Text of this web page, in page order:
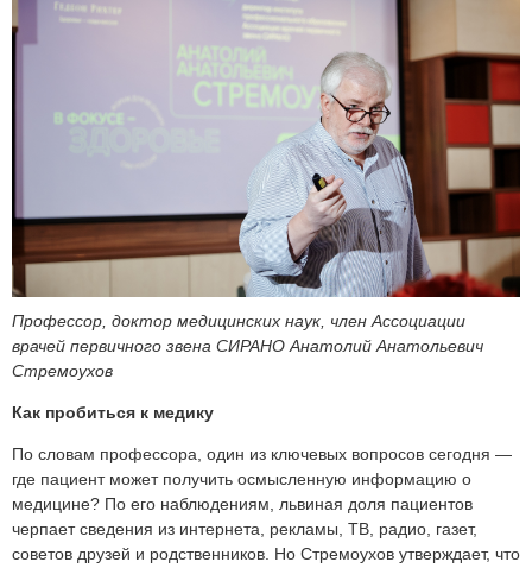
Профессор, доктор медицинских наук, член Ассоциации
врачей первичного звена СИРАНО Анатолий Анатольевич
Стремоухов
Как пробиться к медику
По словам профессора, один из ключевых вопросов сегодня —
где пациент может получить осмысленную информацию о
медицине? По его наблюдениям, львиная доля пациентов
черпает сведения из интернета, рекламы, ТВ, радио, газет,
советов друзей и родственников. Но Стремоухов утверждает, что